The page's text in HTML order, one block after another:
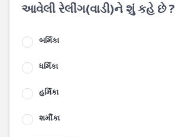
આવેલી રેલીંગ(વાડી)ને શું કહે છે ?
બર્મિકા
ધર્મિકા
હર્મિકા
શર્મીકા